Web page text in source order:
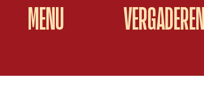
MENU VERGADEREN